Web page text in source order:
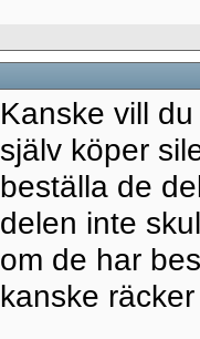
Kanske vill
själv köper
beställa de
delen inte
om de har
kanske